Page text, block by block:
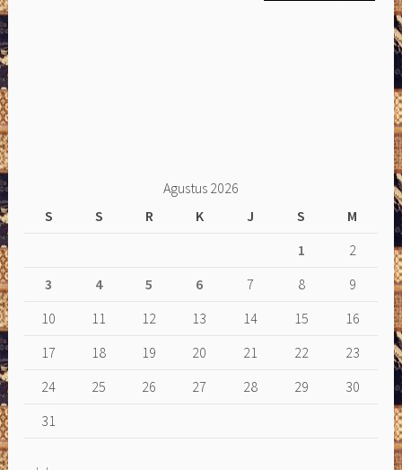
Agustus 2026
S
S R K J S
M
1
2
3
4 5 6 7 8
9
10
11 12 13 14 15
16
17
18 19 20 21 22
23
24
25 26 27 28 29
30
31